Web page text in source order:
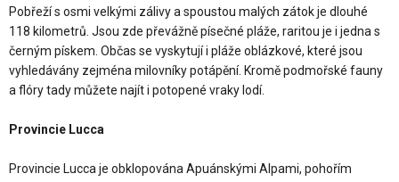
Pobřeží s osmi velkými zálivy a spoustou malých zátok je dlouhé
118 kilometrů. Jsou zde převážně písečné pláže, raritou je i jedna s
černým pískem. Občas se vyskytují i pláže oblázkové, které jsou
vyhledávány zejména milovníky potápění. Kromě podmořské fauny
a flóry tady můžete najít i potopené vraky lodí.
Provincie Lucca
Provincie Lucca je obklopována Apuánskými Alpami, pohořím